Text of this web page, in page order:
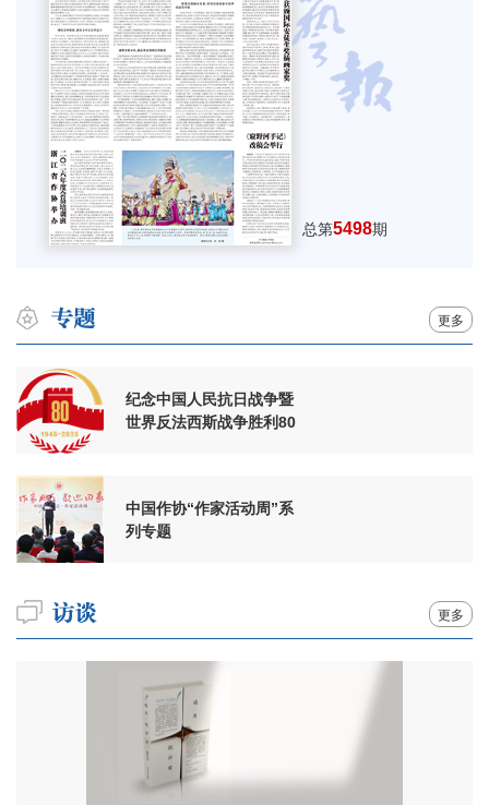
总第5498期
更多
纪念中国人民抗日战争暨
世界反法西斯战争胜利80
中国作协“作家活动周”系
列专题
更多